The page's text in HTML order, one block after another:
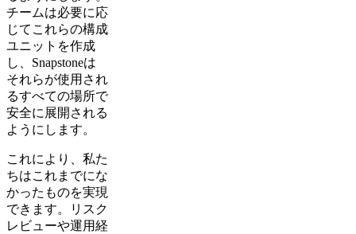
チームは必要に応
じてこれらの構成
ユニットを作成
し、Snapstoneは
それらが使用され
るすべての場所で
安全に展開される
ようにします。
これにより、私た
ちはこれまでにな
かったものを実現
できます。リスク
レビューや運用経